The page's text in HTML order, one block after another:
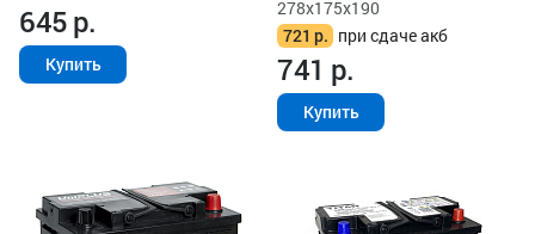
645р.
Купить
278x175x190
721 р. при сдаче акб
741 р.
Купить